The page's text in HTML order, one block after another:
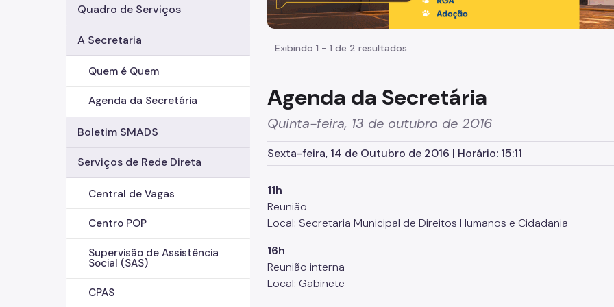
Quadro de Serviços
A Secretaria
Quem é Quem
Agenda da Secretária
Boletim SMADS
Serviços de Rede Direta
Central de Vagas
Centro POP
Supervisão de Assistência
Social (SAS)
CPAS
Exibindo 1 - 1 de 2 resultados.
Agenda da Secretária
Quinta-feira, 13 de outubro de 2016
Sexta-feira, 14 de Outubro de 2016 | Horário: 15:11
11h
Reunião
Local: Secretaria Municipal de Direitos Humanos e Cidadania
16h
Reunião interna
Local: Gabinete